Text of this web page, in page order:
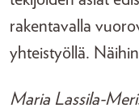
rakentavalla
yhteistyöllä.
Maria Lassila-